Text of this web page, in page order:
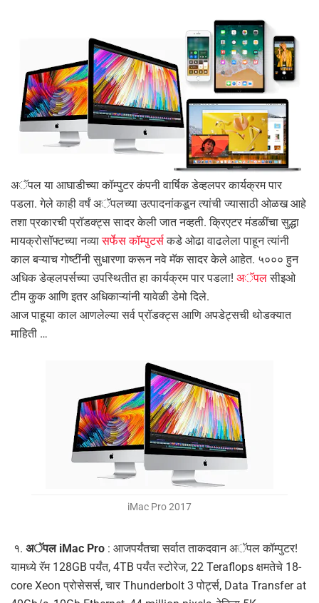
अॅपल या आघाडीच्या कॉम्पुटर कंपनी वार्षिक डेव्हलपर कार्यक्रम पार
पडला. गेले काही वर्षं अॅपलच्या उत्पादनांकडून त्यांची ज्यासाठी ओळख आहे
तशा प्रकारची प्रॉडक्ट्स सादर केली जात नव्हती. क्रिएटर मंडळींचा सुद्धा
मायक्रोसॉफ्टच्या नव्यासर्फेस कॉम्पुटर्सकडे ओढा वाढलेला पाहून त्यांनी
काल बऱ्याच गोष्टींनी सुधारणा करून नवे मॅक सादर केले आहेत. ५००० हुन
अधिक डेव्हलपर्सच्या उपस्थितीत हा कार्यक्रम पार पडला! अॅपलसीइओ
टीम कुक आणि इतर अधिकाऱ्यांनी यावेळी डेमो दिले.
आज पाहूया काल आणलेल्या सर्व प्रॉडक्ट्स आणि अपडेट्सची थोडक्यात
माहिती …
iMac Pro 2017
१. अॅपल iMac Pro : आजपर्यंतचा सर्वात ताकदवान अॅपल कॉम्पुटर!
यामध्ये रॅम 128GB पर्यंत, 4TB पर्यंत स्टोरेज, 22 Teraflops क्षमतेचे 18-
core Xeon प्रोसेसर्स, चार Thunderbolt 3 पोर्ट्स, Data Transfer at